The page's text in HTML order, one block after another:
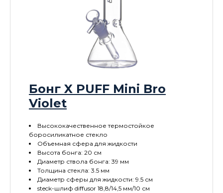
Бонг X PUFF Mini Bro
Violet
Высококачественное термостойкое
боросиликатное стекло
Объемная сфера для жидкости
Высота бонга: 20 см
Диаметр ствола бонга: 39 мм
Толщина стекла: 3.5 мм
Диаметр сферы для жидкости: 9.5 см
steck-шлиф diffusor 18,8/14,5 мм/10 см